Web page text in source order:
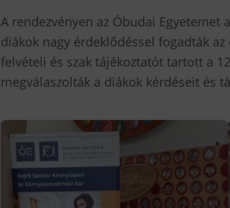
A rendezvényen az Óbudai Egyetemet
diákok nagy érdeklődéssel fogadták
felvételi és szak tájékoztatót tartott a
megválaszolták a diákok kérdéseit és